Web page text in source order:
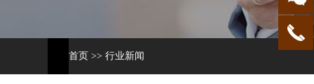
首页 >> 行业新闻